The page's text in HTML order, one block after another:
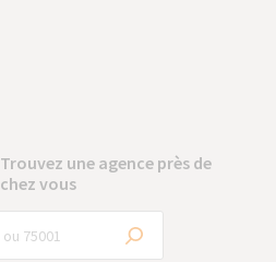
Trouvez une agence près de
chez vous